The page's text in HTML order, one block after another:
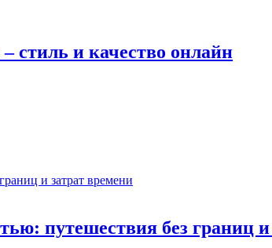
стиль и качество онлайн
путешествия без границ